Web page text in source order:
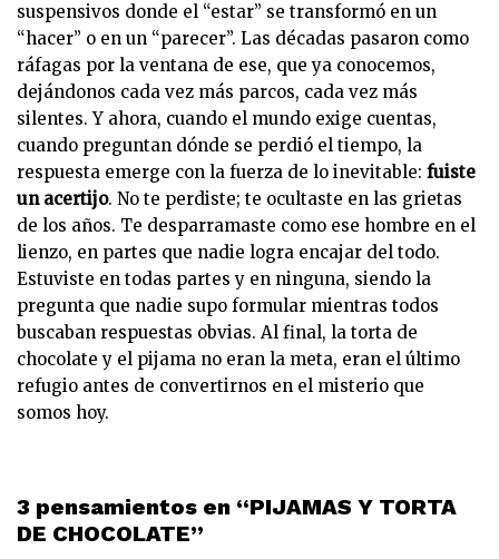
suspensivos donde el “estar” se transformó en un
“hacer” o en un “parecer”. Las décadas pasaron como
ráfagas por la ventana de ese, que ya conocemos,
dejándonos cada vez más parcos, cada vez más
silentes. Y ahora, cuando el mundo exige cuentas,
cuando preguntan dónde se perdió el tiempo, la
respuesta emerge con la fuerza de lo inevitable: fuiste
un acertijo. No te perdiste; te ocultaste en las grietas
de los años. Te desparramaste como ese hombre en el
lienzo, en partes que nadie logra encajar del todo.
Estuviste en todas partes y en ninguna, siendo la
pregunta que nadie supo formular mientras todos
buscaban respuestas obvias. Al final, la torta de
chocolate y el pijama no eran la meta, eran el último
refugio antes de convertirnos en el misterio que
somos hoy.
3 pensamientos en “PIJAMAS Y TORTA
DE CHOCOLATE”